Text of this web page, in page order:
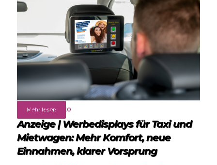
Mehr lesen
Rund ums Auto
Anzeige | Werbedisplays für Taxi und
Mietwagen: Mehr Komfort, neue
Einnahmen, klarer Vorsprung